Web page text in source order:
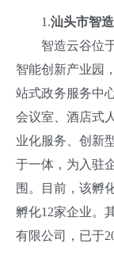
1.汕头市智
智造云谷位于
智能创新产业园
站式政务服务中
会议室、酒店式
业化服务、创新
于一体，为入驻
围。目前，该孵
孵化12家企业。
有限公司，已于